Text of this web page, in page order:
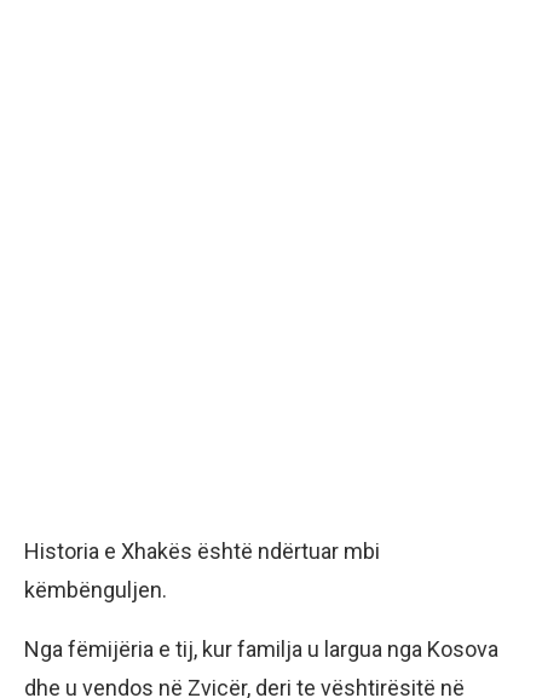
Historia e Xhakës është ndërtuar mbi
këmbënguljen.
Nga fëmijëria e tij, kur familja u largua nga Kosova
dhe u vendos në Zvicër, deri te vështirësitë në